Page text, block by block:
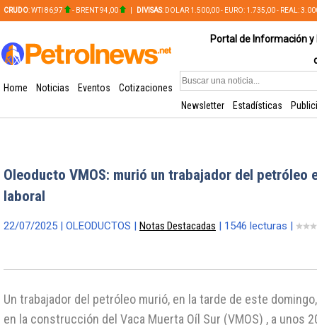
CRUDO: WTI 86,97 - BRENT 94,00 DIVISAS: DOLAR 1.500,00 - EURO: 1.735,00 - REAL:
Portal de Información
Home Noticias Eventos
Cotizaciones
Newsletter
Estadísticas
Oleoducto VMOS: murió un trabajador del petróleo
laboral
22/07/2025 | OLEODUCTOS | Notas Destacadas | 1546 lecturas |
Un trabajador del petróleo murió, en la tarde de este
en la construcción del Vaca Muerta Oíl Sur (VMOS) , a unos